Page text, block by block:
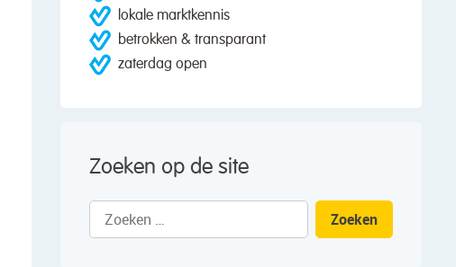
lokale marktkennis
betrokken & transparant
zaterdag open
Zoeken op de site
Zoeken
naar: